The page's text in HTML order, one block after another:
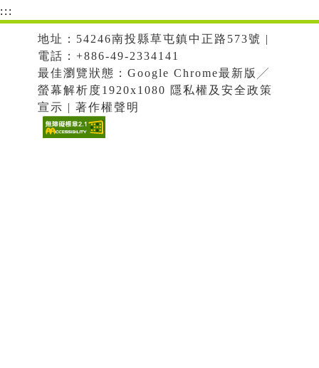
:::
地址：54246南投縣草屯鎮中正路573號 |
電話：+886-49-2334141
最佳瀏覽狀態：Google Chrome最新版╱
螢幕解析度1920x1080 隱私權及安全政策
宣示 | 著作權聲明